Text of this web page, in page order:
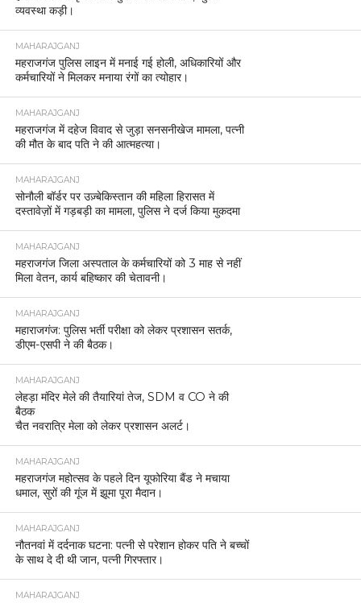
व्यवस्था कड़ी।
MAHARAJGANJ
महराजगंज पुलिस लाइन में मनाई गई होली, अधिकारियों और
कर्मचारियों ने मिलकर मनाया रंगों का त्योहार।
MAHARAJGANJ
महराजगंज में दहेज विवाद से जुड़ा सनसनीखेज मामला, पत्नी
की मौत के बाद पति ने की आत्महत्या।
MAHARAJGANJ
सोनौली बॉर्डर पर उज़्बेकिस्तान की महिला हिरासत में
दस्तावेज़ों में गड़बड़ी का मामला, पुलिस ने दर्ज किया मुकदमा
MAHARAJGANJ
महराजगंज जिला अस्पताल के कर्मचारियों को 3 माह से नहीं
मिला वेतन, कार्य बहिष्कार की चेतावनी।
MAHARAJGANJ
महाराजगंज: पुलिस भर्ती परीक्षा को लेकर प्रशासन सतर्क,
डीएम-एसपी ने की बैठक।
MAHARAJGANJ
लेहड़ा मंदिर मेले की तैयारियां तेज, SDM व CO ने की
बैठक
चैत नवरात्रि मेला को लेकर प्रशासन अलर्ट।
MAHARAJGANJ
महराजगंज महोत्सव के पहले दिन यूफोरिया बैंड ने मचाया
धमाल, सुरों की गूंज में झूमा पूरा मैदान।
MAHARAJGANJ
नौतनवां में दर्दनाक घटना: पत्नी से परेशान होकर पति ने बच्चों
के साथ दे दी थी जान, पत्नी गिरफ्तार।
MAHARAJGANJ